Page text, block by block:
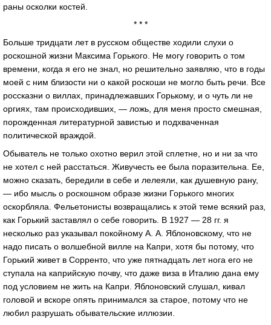
раны осколки костей.
* * *
Больше тридцати лет в русском обществе ходили слухи о
роскошной жизни Максима Горького. Не могу говорить о том
времени, когда я его не знал, но решительно заявляю, что в годы
моей с ним близости ни о какой роскоши не могло быть речи. Все
россказни о виллах, принадлежавших Горькому, и о чуть ли не
оргиях, там происходивших, — ложь, для меня просто смешная,
порожденная литературной завистью и подхваченная
политической враждой.
Обыватель не только охотно верил этой сплетне, но и ни за что
не хотел с ней расстаться. Живучесть ее была поразительна. Ее,
можно сказать, бередили в себе и лелеяли, как душевную рану,
— ибо мысль о роскошном образе жизни Горького многих
оскорбляла. Фельетонисты возвращались к этой теме всякий раз,
как Горький заставлял о себе говорить. В 1927 — 28 гг. я
несколько раз указывал покойному А. А. Яблоновскому, что не
надо писать о волшебной вилле на Капри, хотя бы потому, что
Горький живет в Сорренто, что уже пятнадцать лет нога его не
ступала на каприйскую почву, что даже виза в Италию дана ему
под условием не жить на Капри. Яблоновский слушал, кивал
головой и вскоре опять принимался за старое, потому что не
любил разрушать обывательские иллюзии.